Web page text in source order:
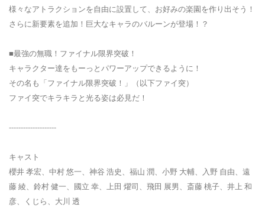
様々なアトラクションを自由に設置して、お好みの楽園を作り出そう！
さらに新要素を追加！巨大なキャラのバルーンが登場！？
■最強の無職！ファイナル限界突破！
キャラクター達をもーっとパワーアップできるように！
その名も「ファイナル限界突破！」（以下ファイ突）
ファイ突でキラキラと光る姿は必見だ！
--------------------
キャスト
櫻井 孝宏、中村 悠一、神谷 浩史、福山 潤、小野 大輔、入野 自由、遠
藤 綾、鈴村 健一、國立 幸、上田 燿司、飛田 展男、斎藤 桃子、井上 和
彦、くじら、大川 透